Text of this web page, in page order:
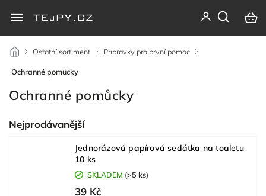
/ Ostatní sortiment / Přípravky pro první pomoc /
Ochranné pomůcky
Ochranné pomůcky
Nejprodávanější
Jednorázová papírová sedátka na toaletu
10 ks
SKLADEM (>5 ks)
39 Kč